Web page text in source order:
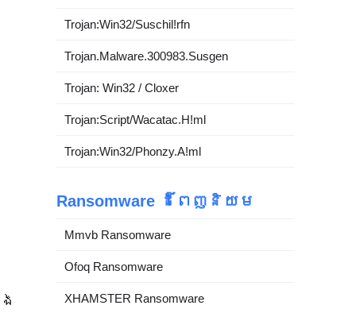
Trojan:Win32/Suschil!rfn
Trojan.Malware.300983.Susgen
Trojan: Win32 / Cloxer
Trojan:Script/Wacatac.H!ml
Trojan:Win32/Phonzy.A!ml
Ransomware ដ៏ពេញនិយម
Mmvb Ransomware
Ofoq Ransomware
XHAMSTER Ransomware